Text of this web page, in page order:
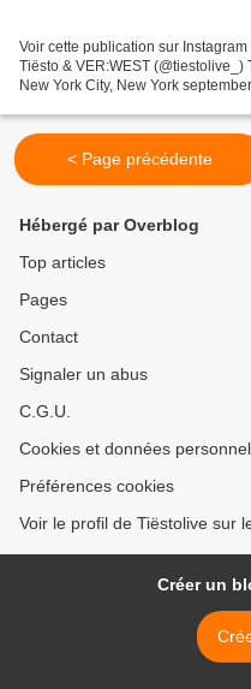
Voir cette publication sur
Tiësto & VER:WEST
New York City, New York
< Page précédente
Hébergé par Overblog
Top articles
Pages
Contact
Signaler un abus
C.G.U.
Cookies et données
Préférences cookies
Voir le profil de Tiëstolive sur
Créer un